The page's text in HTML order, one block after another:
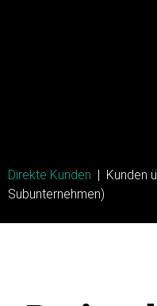
Direkte Kunden | Kunden
Subunternehmen)